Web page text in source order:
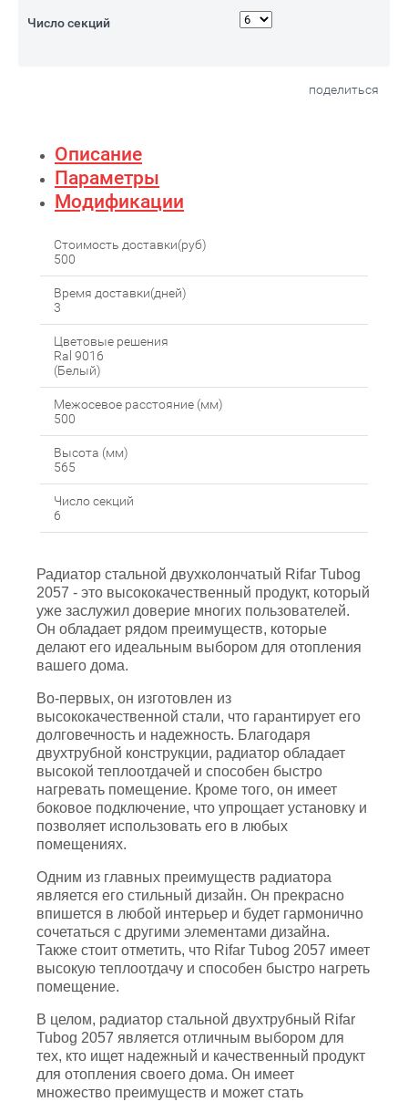
Число секций
поделиться
Описание
Параметры
Модификации
Стоимость доставки(руб)
500
Время доставки(дней)
3
Цветовые решения
Ral 9016
(Белый)
Межосевое расстояние (мм)
500
Высота (мм)
565
Число секций
6
Радиатор стальной двухколончатый Rifar Tubog
2057 - это высококачественный продукт, который
уже заслужил доверие многих пользователей.
Он обладает рядом преимуществ, которые
делают его идеальным выбором для отопления
вашего дома.
Во-первых, он изготовлен из
высококачественной стали, что гарантирует его
долговечность и надежность. Благодаря
двухтрубной конструкции, радиатор обладает
высокой теплоотдачей и способен быстро
нагревать помещение. Кроме того, он имеет
боковое подключение, что упрощает установку и
позволяет использовать его в любых
помещениях.
Одним из главных преимуществ радиатора
является его стильный дизайн. Он прекрасно
впишется в любой интерьер и будет гармонично
сочетаться с другими элементами дизайна.
Также стоит отметить, что Rifar Tubog 2057 имеет
высокую теплоотдачу и способен быстро нагреть
помещение.
В целом, радиатор стальной двухтрубный Rifar
Tubog 2057 является отличным выбором для
тех, кто ищет надежный и качественный продукт
для отопления своего дома. Он имеет
множество преимуществ и может стать